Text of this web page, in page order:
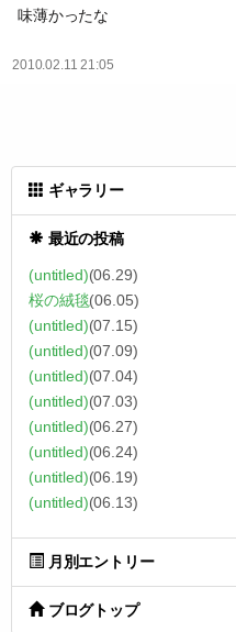
味薄かったな
2010.02.11 21:05
ギャラリー
最近の投稿
(untitled)(06.29)
桜の絨毯(06.05)
(untitled)(07.15)
(untitled)(07.09)
(untitled)(07.04)
(untitled)(07.03)
(untitled)(06.27)
(untitled)(06.24)
(untitled)(06.19)
(untitled)(06.13)
月別エントリー
ブログトップ